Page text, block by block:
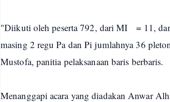
"Diikuti oleh peserta 792, dari MI = 11,
masing 2 regu Pa dan Pi jumlahnya 36
Mustofa, panitia pelaksanaan baris berbaris.
Menanggapi acara yang diadakan Anwar